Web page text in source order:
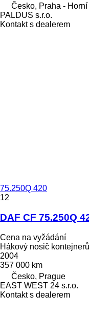
Česko, Praha -
PALDUS s.r.o.
Kontakt s dealerem
75.250Q 420
12
DAF CF 75.250Q
Cena na vyžádání
Hákový nosič kontejnerů
2004
357 000 km
Česko, Prague
EAST WEST 24 s.r.o.
Kontakt s dealerem